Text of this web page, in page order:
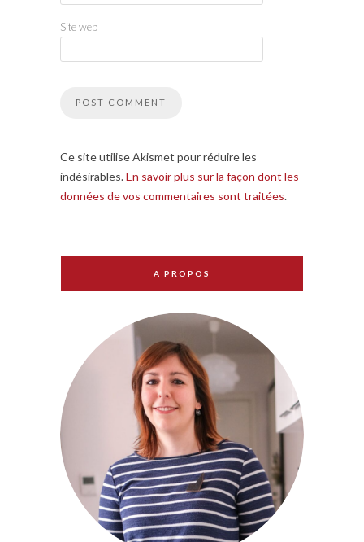
Site web
Ce site utilise Akismet pour réduire les
indésirables.En savoir plus sur la façon dont les
données de vos commentaires sont traitées.
A PROPOS